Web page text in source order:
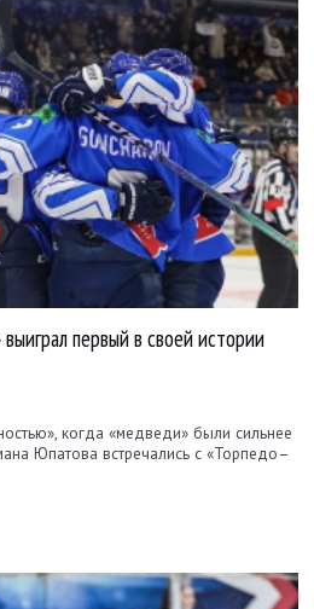
первый в своей истории
когда «медведи» были сильнее
Юпатова встречались с «Торпедо–